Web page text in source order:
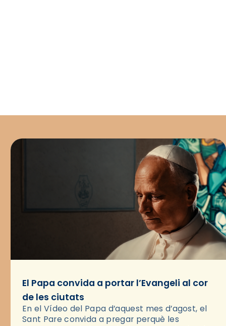
El Papa convida a portar l’Evangeli al cor
de les ciutats
En el Vídeo del Papa d’aquest mes d’agost, el
Sant Pare convida a pregar perquè les